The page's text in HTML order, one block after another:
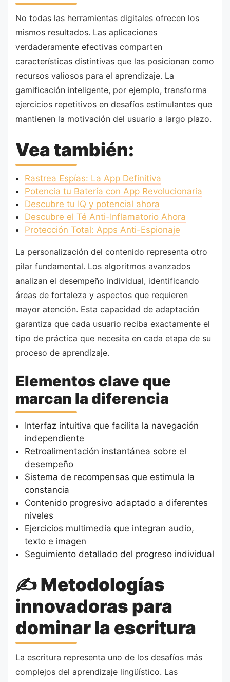
No todas las herramientas digitales ofrecen los
mismos resultados. Las aplicaciones
verdaderamente efectivas comparten
características distintivas que las posicionan como
recursos valiosos para el aprendizaje. La
gamificación inteligente, por ejemplo, transforma
ejercicios repetitivos en desafíos estimulantes que
mantienen la motivación del usuario a largo plazo.
Vea también:
Rastrea Espías: La App Definitiva
Potencia tu Batería con App Revolucionaria
Descubre tu IQ y potencial ahora
Descubre el Té Anti-Inflamatorio Ahora
Protección Total: Apps Anti-Espionaje
La personalización del contenido representa otro
pilar fundamental. Los algoritmos avanzados
analizan el desempeño individual, identificando
áreas de fortaleza y aspectos que requieren
mayor atención. Esta capacidad de adaptación
garantiza que cada usuario reciba exactamente el
tipo de práctica que necesita en cada etapa de su
proceso de aprendizaje.
Elementos clave que
marcan la diferencia
Interfaz intuitiva que facilita la navegación
independiente
Retroalimentación instantánea sobre el
desempeño
Sistema de recompensas que estimula la
constancia
Contenido progresivo adaptado a diferentes
niveles
Ejercicios multimedia que integran audio,
texto e imagen
Seguimiento detallado del progreso individual
✍️ Metodologías
innovadoras para
dominar la escritura
La escritura representa uno de los desafíos más
complejos del aprendizaje lingüístico. Las